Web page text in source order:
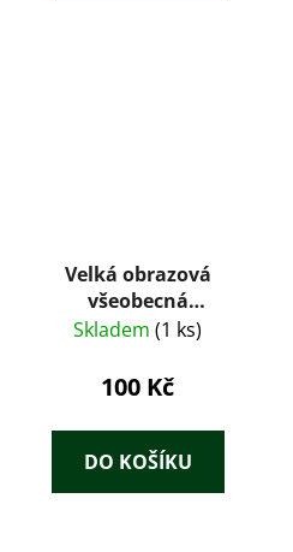
Velká obrazová
všeobecná
encyklopedie
Skladem (1 ks)
100 Kč
DO KOŠÍKU